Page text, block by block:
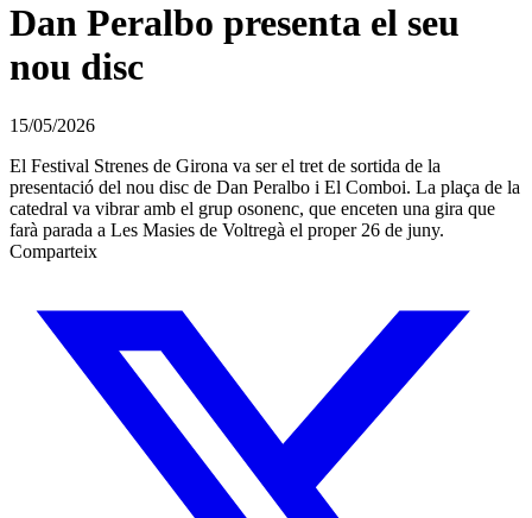
Dan Peralbo presenta el seu
nou disc
15/05/2026
El Festival Strenes de Girona va ser el tret de sortida de la
presentació del nou disc de Dan Peralbo i El Comboi. La plaça de la
catedral va vibrar amb el grup osonenc, que enceten una gira que
farà parada a Les Masies de Voltregà el proper 26 de juny.
Comparteix